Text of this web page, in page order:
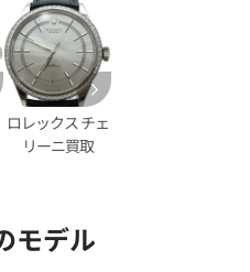
ロレックス デイトナ 116519
字盤
ロレックス チェ
リーニ買取
モデル